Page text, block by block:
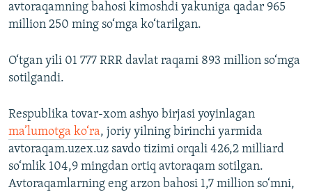
avtoraqamning bahosi kimoshdi yakuniga qadar 965
million 250 ming so‘mga ko‘tarilgan.
O‘tgan yili 01 777 RRR davlat raqami 893 million so‘mga
sotilgandi.
Respublika tovar-xom ashyo birjasi yoyinlagan
ma’lumotga ko‘ra, joriy yilning birinchi yarmida
avtoraqam.uzex.uz savdo tizimi orqali 426,2 milliard
so‘mlik 104,9 mingdan ortiq avtoraqam sotilgan.
Avtoraqamlarning eng arzon bahosi 1,7 million so‘mni,